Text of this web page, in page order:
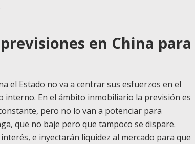
en China para
el Estado no va a centrar sus esfuerzos en el
interno. En el ámbito inmobiliario la previsión es
pero no lo van a potenciar para
que no baje pero que tampoco se dispare.
e inyectarán liquidez al mercado para que